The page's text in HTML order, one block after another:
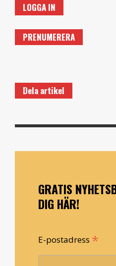
LOGGA IN
PRENUMERERA
Dela artikel
GRATIS
DIG HÄR!
E-postadress *